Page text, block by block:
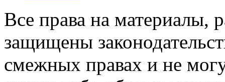
Все права на материалы,
защищены
смежных правах и не